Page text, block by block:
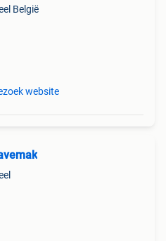
België
website